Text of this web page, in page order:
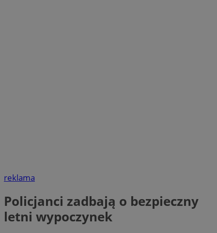
reklama
Policjanci zadbają o bezpieczny
letni wypoczynek